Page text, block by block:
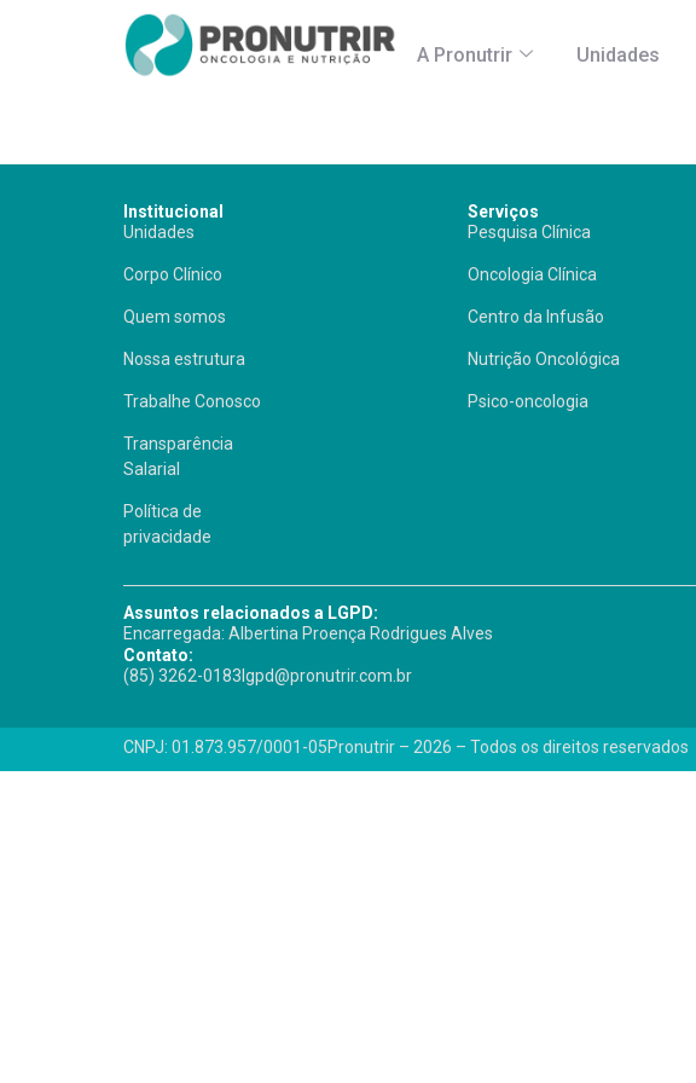
A Pronutrir Unidades
Sobral Oncologia
Institucional
Unidades
Corpo Clínico
Quem somos
Nossa estrutura
Trabalhe Conosco
Transparência
Salarial
Política de
privacidade
Serviços
Pesquisa Clínica
Oncologia Clínica
Centro da Infusão
Nutrição Oncológica
Psico-oncologia
Assuntos relacionados a LGPD:
Encarregada: Albertina Proença Rodrigues Alves
Contato:
(85) 3262-0183 lgpd@pronutrir.com.br
CNPJ: 01.873.957/0001-05Pronutrir – 2026 – Todos os direitos reservados